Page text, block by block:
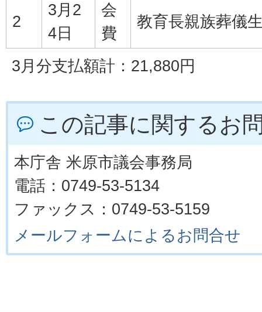
2
3月2
4日
会
費
教育長親族葬儀
3月分支払額計：21,880円
この記事に関するお
本庁舎 米原市議会事務局
電話：0749-53-5134
ファックス：0749-53-5159
メールフォームによるお問合せ